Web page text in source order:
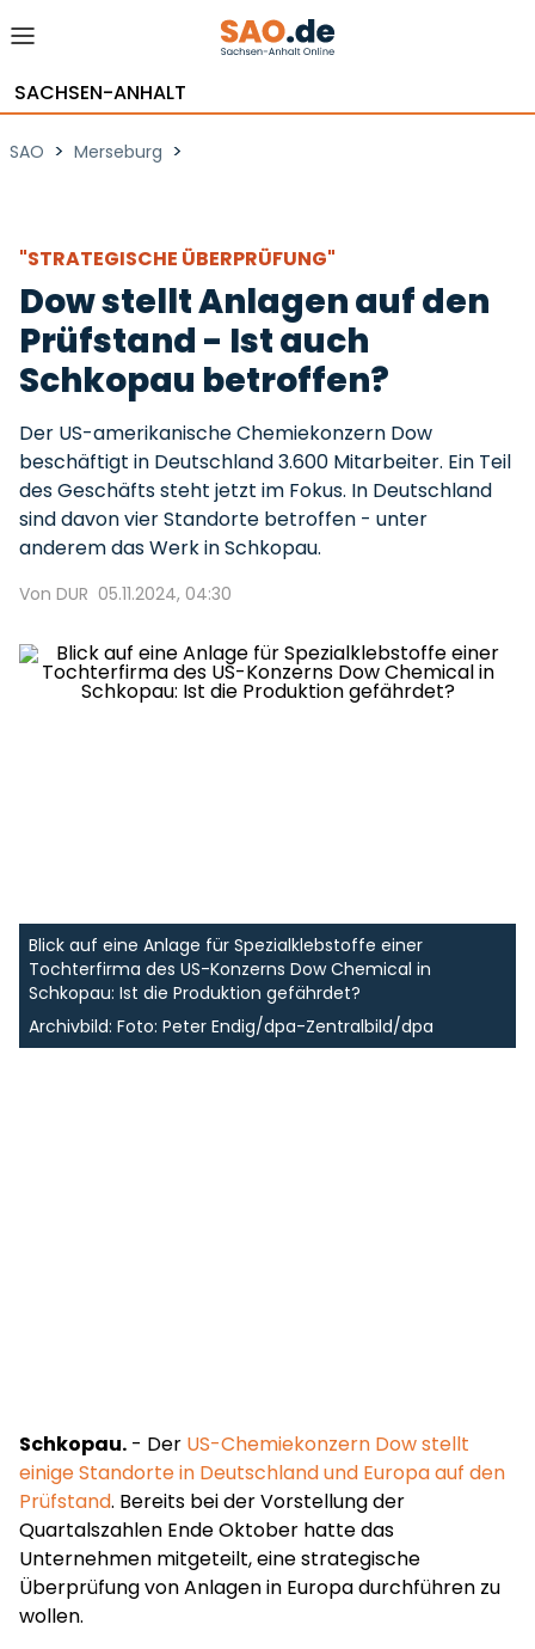
SACHSEN-ANHALT
SAO > Merseburg >
"STRATEGISCHE ÜBERPRÜFUNG"
Dow stellt Anlagen auf den
Prüfstand - Ist auch
Schkopau betroffen?
Der US-amerikanische Chemiekonzern Dow
beschäftigt in Deutschland 3.600 Mitarbeiter. Ein Teil
des Geschäfts steht jetzt im Fokus. In Deutschland
sind davon vier Standorte betroffen - unter
anderem das Werk in Schkopau.
Von DUR 05.11.2024, 04:30
Blick auf eine Anlage für Spezialklebstoffe einer
Tochterfirma des US-Konzerns Dow Chemical in
Schkopau: Ist die Produktion gefährdet?
Archivbild: Foto: Peter Endig/dpa-Zentralbild/dpa
Schkopau. - Der US-Chemiekonzern Dow stellt
einige Standorte in Deutschland und Europa auf den
Prüfstand. Bereits bei der Vorstellung der
Quartalszahlen Ende Oktober hatte das
Unternehmen mitgeteilt, eine strategische
Überprüfung von Anlagen in Europa durchführen zu
wollen.